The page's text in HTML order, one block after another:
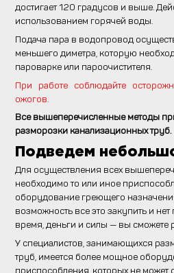
достигает 120 градусов и выше.
использованием горячей воды.
Подача пара в водопровод
меньшего диметра, которую
пароварке или пароочистителя.
При работе соблюдайте
ожогов.
Все вышеперечисленные методы
разморозки канализационных труб.
Подведем
Для осуществления всех
необходимо то или иное
оборудование греющего
возможность все это закупить и нет
время, деньги и силы — вы сможете
У специалистов, занимающихся
труб, имеется более мощное
приспособления, которых не может